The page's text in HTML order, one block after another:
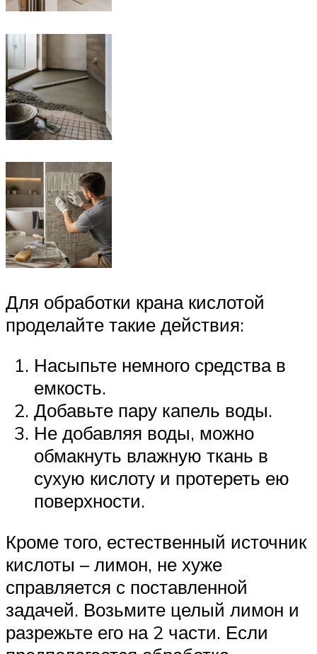
Для обработки крана кислотой
проделайте такие действия:
Насыпьте немного средства в
емкость.
Добавьте пару капель воды.
Не добавляя воды, можно
обмакнуть влажную ткань в
сухую кислоту и протереть ею
поверхности.
Кроме того, естественный источник
кислоты – лимон, не хуже
справляется с поставленной
задачей. Возьмите целый лимон и
разрежьте его на 2 части. Если